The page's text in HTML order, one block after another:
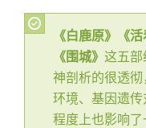
《白鹿原》《
《围城》 这五部
神剖析的很透
环境、基因遗
程度上也影响了